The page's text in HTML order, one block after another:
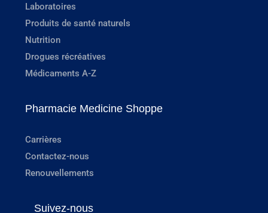
Laboratoires
Produits de santé naturels
Nutrition
Drogues récréatives
Médicaments A-Z
Pharmacie Medicine Shoppe
Carrières
Contactez-nous
Renouvellements
Suivez-nous